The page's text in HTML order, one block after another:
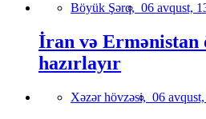
Böyük Şərq, 06 avqust,
İran və
hazırlayır
Xəzər hövzəsi, 06